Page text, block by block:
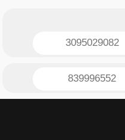
3095029082
839996552